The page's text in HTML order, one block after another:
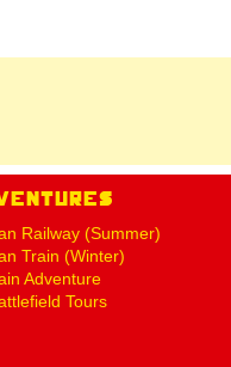
Railway (Summer)
Train (Winter)
Adventure
Tours